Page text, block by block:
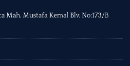
Mah. Mustafa Kemal Blv. No:173/B